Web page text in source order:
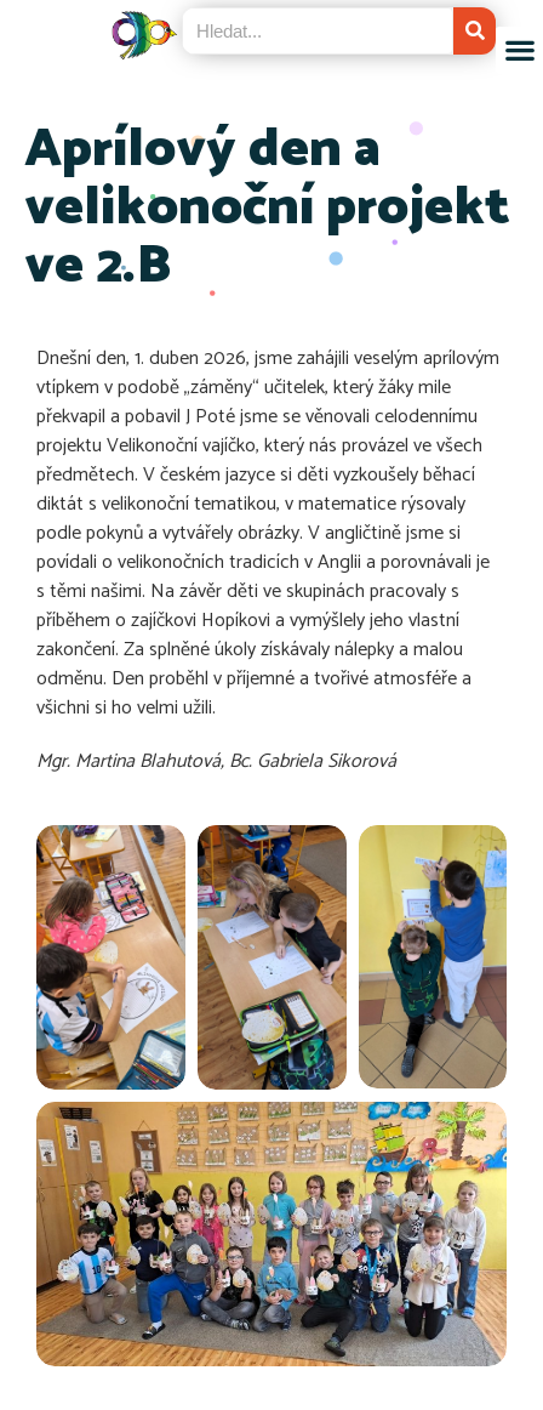
Aprílový den a
velikonoční projekt
ve 2.B
Dnešní den, 1. duben 2026, jsme zahájili veselým aprílovým
vtípkem v podobě „záměny“ učitelek, který žáky mile
překvapil a pobavil J Poté jsme se věnovali celodennímu
projektu Velikonoční vajíčko, který nás provázel ve všech
předmětech. V českém jazyce si děti vyzkoušely běhací
diktát s velikonoční tematikou, v matematice rýsovaly
podle pokynů a vytvářely obrázky. V angličtině jsme si
povídali o velikonočních tradicích v Anglii a porovnávali je
s těmi našimi. Na závěr děti ve skupinách pracovaly s
příběhem o zajíčkovi Hopíkovi a vymýšlely jeho vlastní
zakončení. Za splněné úkoly získávaly nálepky a malou
odměnu. Den proběhl v příjemné a tvořivé atmosféře a
všichni si ho velmi užili.
Mgr. Martina Blahutová, Bc. Gabriela Sikorová